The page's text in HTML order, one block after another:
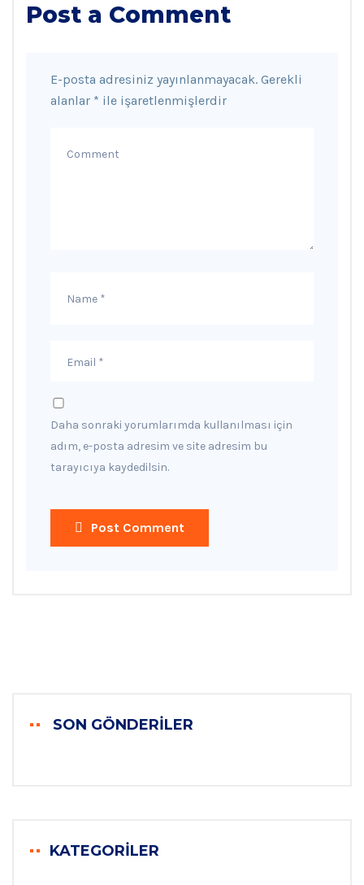
Post a Comment
E-posta adresiniz yayınlanmayacak. Gerekli
alanlar * ile işaretlenmişlerdir
Daha sonraki yorumlarımda kullanılması için
adım, e-posta adresim ve site adresim bu
tarayıcıya kaydedilsin.
Post Comment
SON GÖNDERILER
KATEGORILER